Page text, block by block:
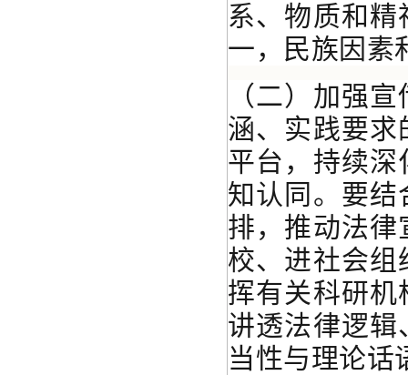
系、物质和
一，民族因素
（二）加强
涵、实践要
平台，持续
知认同。要
排，推动法
校、进社会
挥有关科研
讲透法律逻
当性与理论话